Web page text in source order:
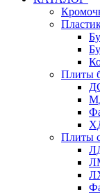
Плиты
Плиты